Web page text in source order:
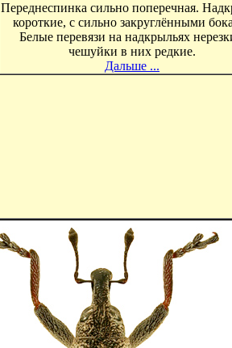
Переднеспинка сильно поперечная.
короткие, с сильно закруглёнными
Белые перевязи на надкрыльях
чешуйки в них редкие.
Дальше ...